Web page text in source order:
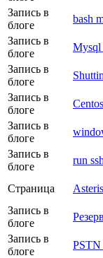
Запись в
блоге
bash
Запись в
блоге
Mysql
Запись в
блоге
Запись в
блоге
Запись в
блоге
Запись в
блоге
run
Страница
Запись в
блоге
Запись в
блоге
PSTN